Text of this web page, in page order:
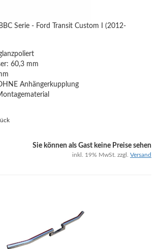
Serie - Ford Transit Custom I (2012-
60,3 mm
Anhängerkupplung
Sie können als Gast keine Preise sehen
inkl. 19% MwSt. zzgl. Versand